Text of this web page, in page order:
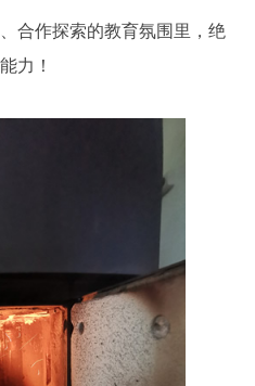
合作探索的教育氛围里，绝
力！